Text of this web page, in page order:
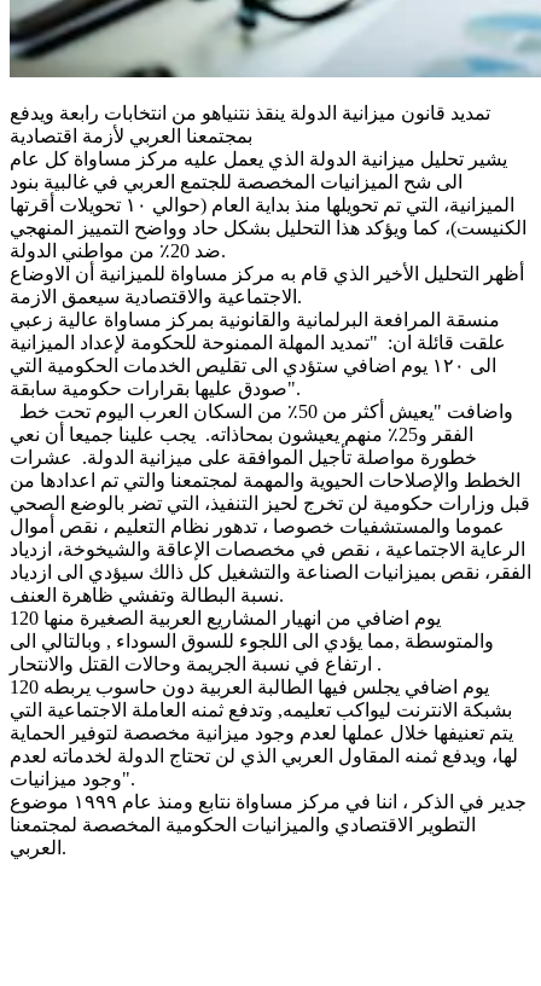
تمديد قانون ميزانية الدولة ينقذ نتنياهو من انتخابات رابعة ويدفع
بمجتمعنا العربي لأزمة اقتصادية
يشير تحليل ميزانية الدولة الذي يعمل عليه مركز مساواة كل عام
الى شح الميزانيات المخصصة للجتمع العربي في غالبية بنود
الميزانية، التي تم تحويلها منذ بداية العام (حوالي ١٠ تحويلات أقرتها
الكنيست)، كما ويؤكد هذا التحليل بشكل حاد وواضح التمييز المنهجي
ضد 20٪ من مواطني الدولة.
أظهر التحليل الأخير الذي قام به مركز مساواة للميزانية أن الاوضاع
الاجتماعية والاقتصادية سيعمق الازمة.
منسقة المرافعة البرلمانية والقانونية بمركز مساواة عالية زعبي
علقت قائلة ان: "تمديد المهلة الممنوحة للحكومة لإعداد الميزانية
الى ١٢٠ يوم اضافي ستؤدي الى تقليص الخدمات الحكومية التي
صودق عليها بقرارات حكومية سابقة".
الفقر و25٪ منهم يعيشون بمحاذاته. يجب علينا جميعا أن نعي
خطورة مواصلة تأجيل الموافقة على ميزانية الدولة. عشرات
الخطط والإصلاحات الحيوية والمهمة لمجتمعنا والتي تم اعدادها من
قبل وزارات حكومية لن تخرج لحيز التنفيذ، التي تضر بالوضع الصحي
عموما والمستشفيات خصوصا ، تدهور نظام التعليم ، نقص أموال
الرعاية الاجتماعية ، نقص في مخصصات الإعاقة والشيخوخة، ازدياد
الفقر، نقص بميزانيات الصناعة والتشغيل كل ذالك سيؤدي الى ازدياد
نسبة البطالة وتفشي ظاهرة العنف.
120 يوم اضافي من انهيار المشاريع العربية الصغيرة منها
والمتوسطة ,مما يؤدي الى اللجوء للسوق السوداء , وبالتالي الى
ارتفاع في نسبة الجريمة وحالات القتل والانتحار .
120 يوم اضافي يجلس فيها الطالبة العربية دون حاسوب يربطه
بشبكة الانترنت ليواكب تعليمه, وتدفع ثمنه العاملة الاجتماعية التي
يتم تعنيفها خلال عملها لعدم وجود ميزانية مخصصة لتوفير الحماية
لها، ويدفع ثمنه المقاول العربي الذي لن تحتاج الدولة لخدماته لعدم
وجود ميزانيات".
جدير في الذكر ، اننا في مركز مساواة نتابع ومنذ عام ١٩٩٩ موضوع
التطوير الاقتصادي والميزانيات الحكومية المخصصة لمجتمعنا
العربي.